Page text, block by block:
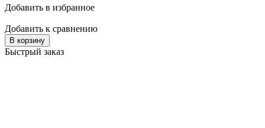
Добавить в избранное
Добавить к сравнению
В корзину
Быстрый заказ